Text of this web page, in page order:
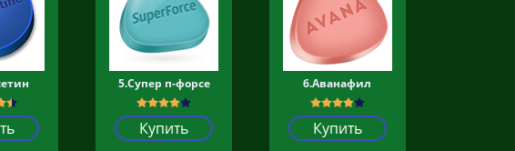
5.Супер п-форсе
Купить
6.Аванафил
Купить